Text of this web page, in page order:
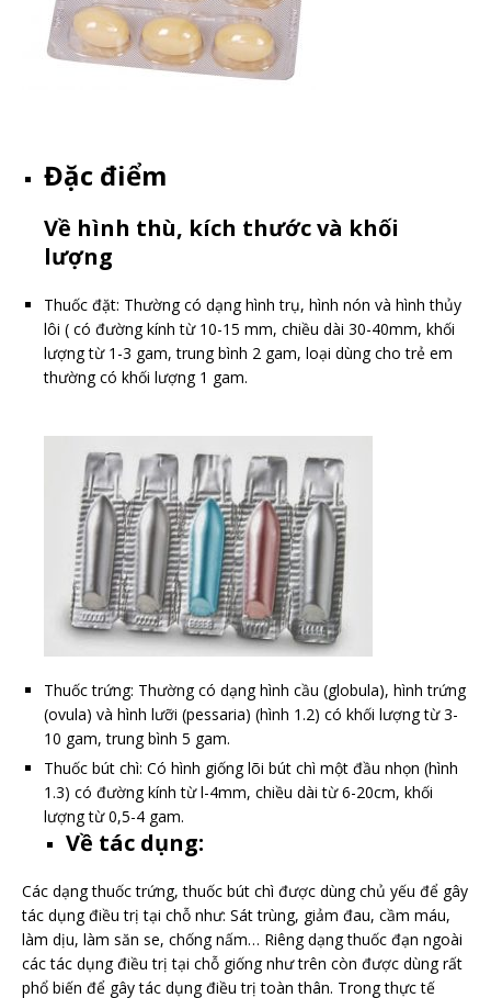
Đặc điểm
Về hình thù, kích thước và khối
lượng
Thuốc đặt: Thường có dạng hình trụ, hình nón và hình thủy
lôi ( có đường kính từ 10-15 mm, chiều dài 30-40mm, khối
lượng từ 1-3 gam, trung bình 2 gam, loại dùng cho trẻ em
thường có khối lượng 1 gam.
Thuốc trứng: Thường có dạng hình cầu (globula), hình trứng
(ovula) và hình lưỡi (pessaria) (hình 1.2) có khối lượng từ 3-
10 gam, trung bình 5 gam.
Thuốc bút chì: Có hình giống lõi bút chì một đầu nhọn (hình
1.3) có đường kính từ l-4mm, chiều dài từ 6-20cm, khối
lượng từ 0,5-4 gam.
Về tác dụng:
Các dạng thuốc trứng, thuốc bút chì được dùng chủ yếu để gây
tác dụng điều trị tại chỗ như: Sát trùng, giảm đau, cầm máu,
làm dịu, làm săn se, chống nấm… Riêng dạng thuốc đạn ngoài
các tác dụng điều trị tại chỗ giống như trên còn được dùng rất
phổ biến để gây tác dụng điều trị toàn thân. Trong thực tế